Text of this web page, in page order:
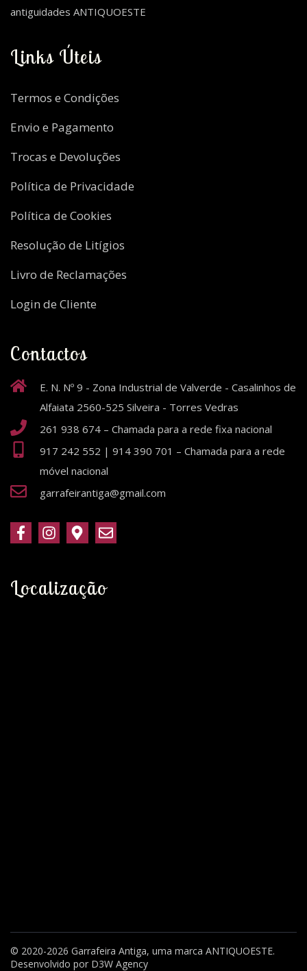
antiguidades ANTIQUOESTE
Links Úteis
Termos e Condições
Envio e Pagamento
Trocas e Devoluções
Política de Privacidade
Política de Cookies
Resolução de Litígios
Livro de Reclamações
Login de Cliente
Contactos
E. N. Nº 9 - Zona Industrial de Valverde - Casalinhos de
Alfaiata 2560-525 Silveira - Torres Vedras
261 938 674 – Chamada para a rede fixa nacional
917 242 552 | 914 390 701 – Chamada para a rede
móvel nacional
garrafeirantiga@gmail.com
Localização
© 2020-2026 Garrafeira Antiga, uma marca ANTIQUOESTE.
Desenvolvido por D3W Agency